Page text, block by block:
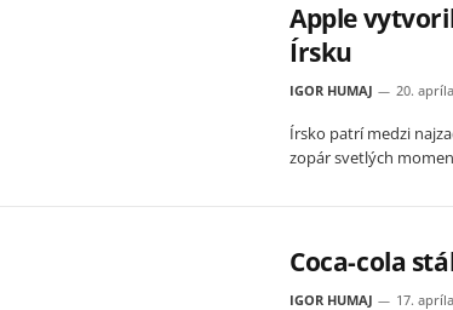
Apple
Írsku
IGOR HUMAJ 20.
Írsko patrí medzi
zopár svetlých
Coca-cola
IGOR HUMAJ 17.